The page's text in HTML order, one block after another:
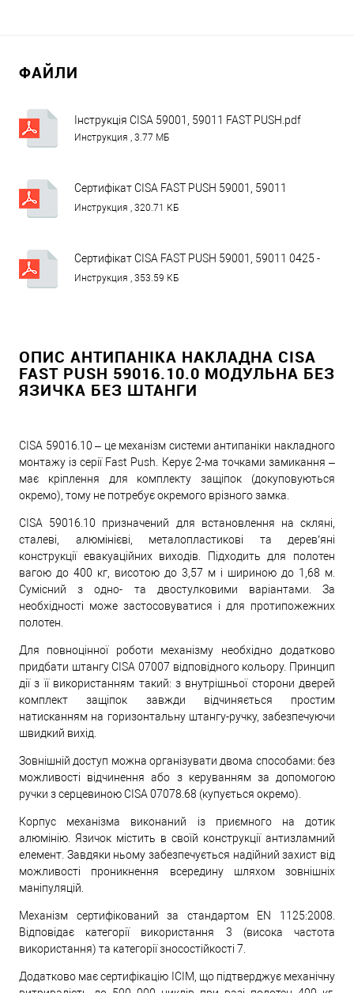
ФАЙЛИ
Інструкція CISA 59001, 59011 FAST PUSH.pdf
Инструкция , 3.77 МБ
Сертифікат CISA FAST PUSH 59001, 59011
140AD-4.pdf
Инструкция , 320.71 КБ
Сертифікат CISA FAST PUSH 59001, 59011 0425 -
CPR - 002288.pdf
Инструкция , 353.59 КБ
ОПИС АНТИПАНІКА НАКЛАДНА CISA
FAST PUSH 59016.10.0 МОДУЛЬНА БЕЗ
ЯЗИЧКА БЕЗ ШТАНГИ
CISA 59016.10 – це механізм системи антипаніки накладного
монтажу із серії Fast Push. Керує 2-ма точками замикання –
має кріплення для комплекту защіпок (докуповуються
окремо), тому не потребує окремого врізного замка.
CISA 59016.10 призначений для встановлення на скляні,
сталеві, алюмінієві, металопластикові та дерев’яні
конструкції евакуаційних виходів. Підходить для полотен
вагою до 400 кг, висотою до 3,57 м і шириною до 1,68 м.
Сумісний з одно- та двостулковими варіантами. За
необхідності може застосовуватися і для протипожежних
полотен.
Для повноцінної роботи механізму необхідно додатково
придбати штангу CISA 07007 відповідного кольору. Принцип
дії з її використанням такий: з внутрішньої сторони дверей
комплект защіпок завжди відчиняється простим
натисканням на горизонтальну штангу-ручку, забезпечуючи
швидкий вихід.
Зовнішній доступ можна організувати двома способами: без
можливості відчинення або з керуванням за допомогою
ручки з серцевиною CISA 07078.68 (купується окремо).
Корпус механізма виконаний із приємного на дотик
алюмінію. Язичок містить в своїй конструкції антизламний
елемент. Завдяки ньому забезпечується надійний захист від
можливості проникнення всередину шляхом зовнішніх
маніпуляцій.
Механізм сертифікований за стандартом EN 1125:2008.
Відповідає категорії використання 3 (висока частота
використання) та категорії зносостійкості 7.
Додатково має сертифікацію ICIM, що підтверджує механічну